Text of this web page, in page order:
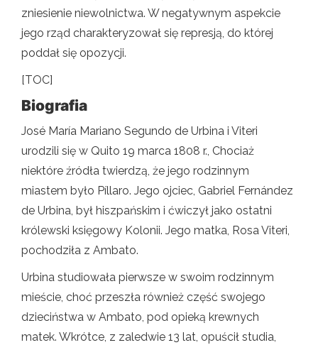
zniesienie niewolnictwa. W negatywnym aspekcie
jego rząd charakteryzował się represją, do której
poddał się opozycji.
[TOC]
Biografia
José María Mariano Segundo de Urbina i Viteri
urodzili się w Quito 19 marca 1808 r., Chociaż
niektóre źródła twierdzą, że jego rodzinnym
miastem było Píllaro. Jego ojciec, Gabriel Fernández
de Urbina, był hiszpańskim i ćwiczył jako ostatni
królewski księgowy Kolonii. Jego matka, Rosa Viteri,
pochodziła z Ambato.
Urbina studiowała pierwsze w swoim rodzinnym
mieście, choć przeszła również część swojego
dzieciństwa w Ambato, pod opieką krewnych
matek. Wkrótce, z zaledwie 13 lat, opuścił studia,